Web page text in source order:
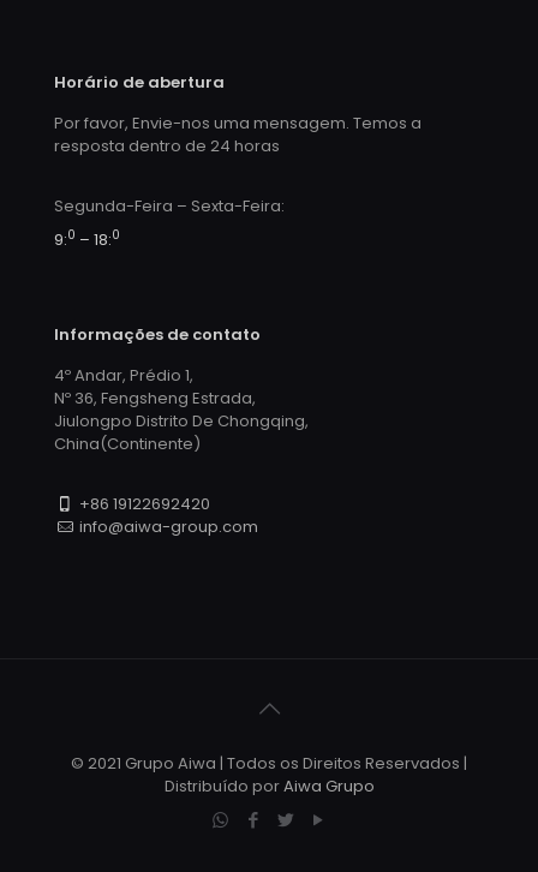
Horário de abertura
Por favor, Envie-nos uma mensagem. Temos a
resposta dentro de 24 horas
Segunda-Feira – Sexta-Feira:
9:0 – 18:0
Informações de contato
4º Andar, Prédio 1,
Nº 36, Fengsheng Estrada,
Jiulongpo Distrito De Chongqing,
China(Continente)
+86 19122692420
info@aiwa-group.com
© 2021 Grupo Aiwa | Todos os Direitos Reservados |
Distribuído porAiwa Grupo